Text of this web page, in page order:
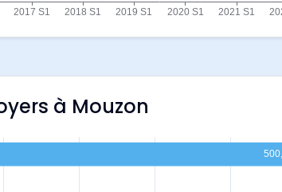
à Mouzon